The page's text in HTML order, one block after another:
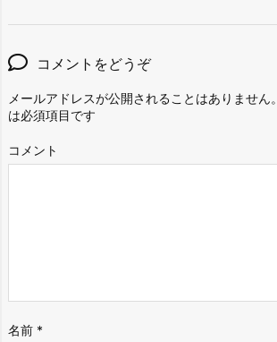
コメントをどうぞ
メールアドレスが公開されることはありません。
は必須項目です
コメント
名前 *